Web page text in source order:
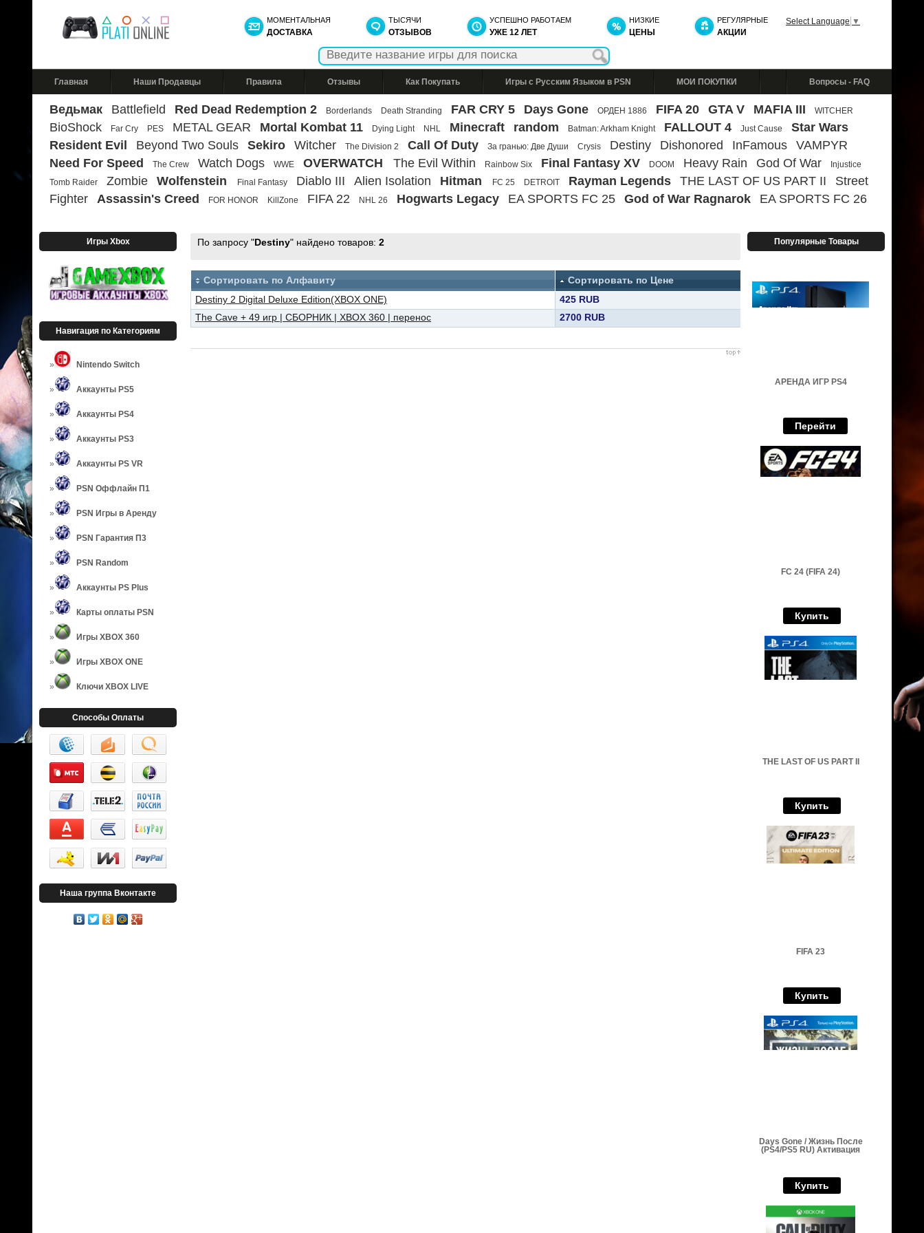
МОМЕНТАЛЬНАЯ
ДОСТАВКА
ТЫСЯЧИ
ОТЗЫВОВ
УСПЕШНО РАБОТАЕМ
УЖЕ 12 ЛЕТ
НИЗКИЕ
ЦЕНЫ
РЕГУЛЯРНЫЕ
АКЦИИ
Select Language ▼
Главная Наши Продавцы Правила Отзывы Как Покупать Игры с Русским Языком в PSN МОИ ПОКУПКИ Вопросы - FAQ
Ведьмак Battlefield Red Dead Redemption 2 Borderlands Death Stranding FAR CRY 5 Days Gone ОРДЕН 1886 FIFA 20 GTA V MAFIA III WITCHER
BioShock Far Cry PES METAL GEAR Mortal Kombat 11 Dying Light NHL Minecraft random Batman: Arkham Knight FALLOUT 4 Just Cause
Star Wars
Resident Evil
Beyond Two Souls Sekiro Witcher The Division 2 Call Of Duty За гранью: Две Души Crysis Destiny Dishonored InFamous
VAMPYR
Need For Speed
The Crew Watch Dogs WWE OVERWATCH The Evil Within Rainbow Six Final Fantasy XV DOOM Heavy Rain God Of War
Injustice
Tomb Raider
Zombie Wolfenstein Final Fantasy Diablo III Alien Isolation Hitman FC 25 DETROIT Rayman Legends THE LAST OF US PART II
Street
Fighter
Assassin's Creed FOR HONOR KillZone FIFA 22 NHL 26 Hogwarts Legacy EA SPORTS FC 25 God of War Ragnarok EA SPORTS FC 26
Игры Xbox
Навигация по Категориям
Nintendo Switch
Аккаунты PS5
Аккаунты PS4
Аккаунты PS3
Аккаунты PS VR
PSN Оффлайн П1
PSN Игры в Аренду
PSN Гарантия П3
PSN Random
Аккаунты PS Plus
Карты оплаты PSN
Игры XBOX 360
Игры XBOX ONE
Ключи XBOX LIVE
Способы Оплаты
Наша группа Вконтакте
Популярные Товары
АРЕНДА ИГР PS4
Перейти
FC 24 (FIFA 24)
Купить
THE LAST OF US PART II
Купить
FIFA 23
Купить
Days Gone / Жизнь После
(PS4/PS5 RU) Активация
Купить
По запросу "Destiny" найдено товаров: 2
Сортировать по Алфавиту
Сортировать по Цене
Destiny 2 Digital Deluxe Edition(XBOX ONE)
425 RUB
The Cave + 49 игр | СБОРНИК | XBOX 360 | перенос
2700 RUB